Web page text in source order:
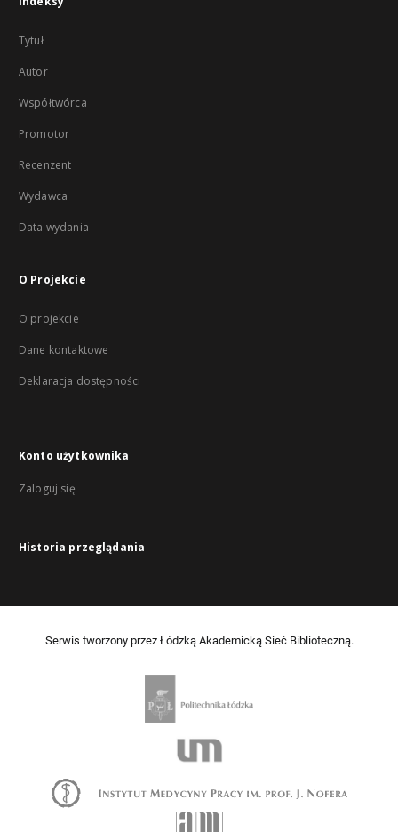
Tytuł
Autor
Współtwórca
Promotor
Recenzent
Wydawca
Data wydania
O Projekcie
O projekcie
Dane kontaktowe
Deklaracja dostępności
Konto użytkownika
Zaloguj się
Historia przeglądania
Serwis tworzony przez Łódzką Akademicką Sieć Biblioteczną.